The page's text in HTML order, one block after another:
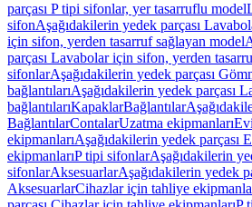
parçası P tipi sifonlar, yer tasarruflu model
sifonAşağıdakilerin yedek parçası
için sifon, yerden tasarruf sağlayan model
parçası Lavabolar için sifon, yerden
sifonlarAşağıdakilerin yedek parçası
bağlantılarıAşağıdakilerin yedek parçası
bağlantılarıKapaklarBağlantılar
BağlantılarContalarUzatma ekipmanları
ekipmanlarıAşağıdakilerin yedek parçası
ekipmanlarıP tipi sifonlarAşağıdakilerin
sifonlarAksesuarlarAşağıdakilerin yedek
AksesuarlarCihazlar için tahliye